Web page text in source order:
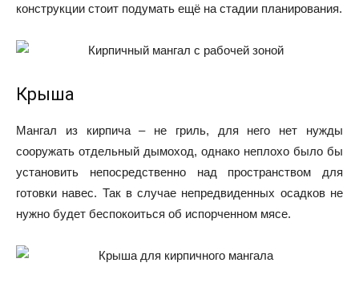
конструкции стоит подумать ещё на стадии планирования.
Крыша
Мангал из кирпича – не гриль, для него нет нужды
сооружать отдельный дымоход, однако неплохо было бы
установить непосредственно над пространством для
готовки навес. Так в случае непредвиденных осадков не
нужно будет беспокоиться об испорченном мясе.